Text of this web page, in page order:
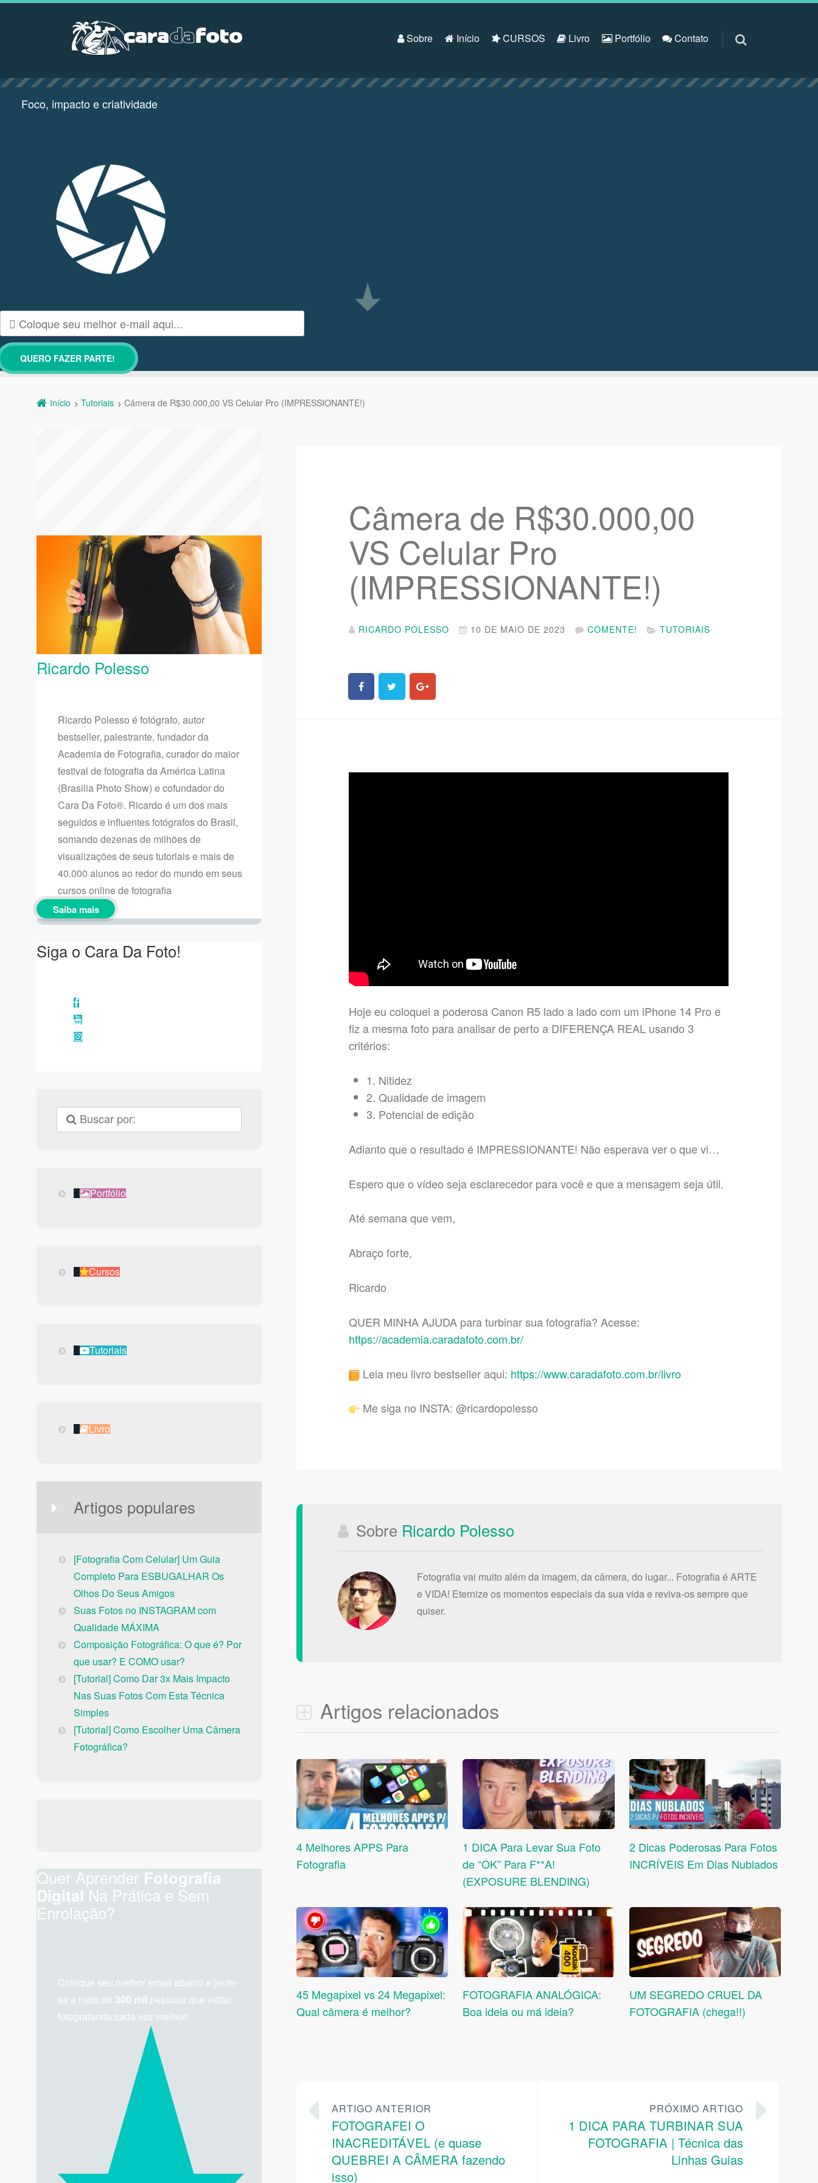
Pular para o conteúdo
Sobre Início CURSOS Livro Portfólio Contato
Foco, impacto e criatividade
Início Tutoriais Câmera de R$30.000,00 VS Celular Pro (IMPRESSIONANTE!)
Câmera de R$30.000,00
VS Celular Pro
(IMPRESSIONANTE!)
RICARDO POLESSO 10 DE MAIO DE 2023 COMENTE! TUTORIAIS
Hoje eu coloquei a poderosa Canon R5 lado a lado com um iPhone 14 Pro e
fiz a mesma foto para analisar de perto a DIFERENÇA REAL usando 3
critérios:
1. Nitidez
2. Qualidade de imagem
3. Potencial de edição
Adianto que o resultado é IMPRESSIONANTE! Não esperava ver o que vi…
Espero que o vídeo seja esclarecedor para você e que a mensagem seja útil.
Até semana que vem,
Abraço forte,
Ricardo
QUER MINHA AJUDA para turbinar sua fotografia? Acesse:
https://academia.caradafoto.com.br/
Leia meu livro bestseller aqui: https://www.caradafoto.com.br/livro
Me siga no INSTA: @ricardopolesso
Sobre Ricardo Polesso
Fotografia vai muito além da imagem, da câmera, do lugar... Fotografia é ARTE
e VIDA! Eternize os momentos especiais da sua vida e reviva-os sempre que
quiser.
Artigos relacionados
4 Melhores APPS Para
Fotografia
1 DICA Para Levar Sua Foto
de “OK” Para F**A!
(EXPOSURE BLENDING)
2 Dicas Poderosas Para Fotos
INCRÍVEIS Em Dias Nublados
45 Megapixel vs 24 Megapixel:
Qual câmera é melhor?
FOTOGRAFIA ANALÓGICA:
Boa ideia ou má ideia?
UM SEGREDO CRUEL DA
FOTOGRAFIA (chega!!)
ARTIGO ANTERIOR
FOTOGRAFEI O
INACREDITÁVEL (e quase
QUEBREI A CÂMERA fazendo
isso)
PRÓXIMO ARTIGO
1 DICA PARA TURBINAR SUA
FOTOGRAFIA | Técnica das
Linhas Guias
Ricardo Polesso
Ricardo Polesso é fotógrafo, autor
bestseller, palestrante, fundador da
Academia de Fotografia, curador do maior
festival de fotografia da América Latina
(Brasilia Photo Show) e cofundador do
Cara Da Foto®. Ricardo é um dos mais
seguidos e influentes fotógrafos do Brasil,
somando dezenas de milhões de
visualizações de seus tutoriais e mais de
40.000 alunos ao redor do mundo em seus
cursos online de fotografia
Saiba mais
Siga o Cara Da Foto!
Facebook
YouTube
Instagram
PortfólioPortfólio
CursosCursos
TutoriaisTutoriais
LivroLivro
Artigos populares
[Fotografia Com Celular] Um Guia
Completo Para ESBUGALHAR Os
Olhos Do Seus Amigos
Suas Fotos no INSTAGRAM com
Qualidade MÁXIMA
Composição Fotográfica: O que é? Por
que usar? E COMO usar?
[Tutorial] Como Dar 3x Mais Impacto
Nas Suas Fotos Com Esta Técnica
Simples
[Tutorial] Como Escolher Uma Câmera
Fotográfica?
Quer Aprender Fotografia
Digital Na Prática e Sem
Enrolação?
Coloque seu melhor email abaixo e junte-
se a mais de 300 mil pessoas que estão
fotografando cada vez melhor!